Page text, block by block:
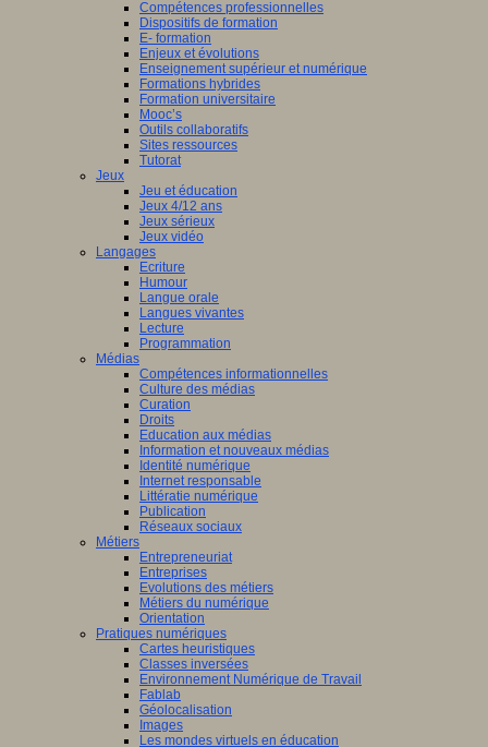
Compétences professionnelles
Dispositifs de formation
E- formation
Enjeux et évolutions
Enseignement supérieur et numérique
Formations hybrides
Formation universitaire
Mooc’s
Outils collaboratifs
Sites ressources
Tutorat
Jeux
Jeu et éducation
Jeux 4/12 ans
Jeux sérieux
Jeux vidéo
Langages
Ecriture
Humour
Langue orale
Langues vivantes
Lecture
Programmation
Médias
Compétences informationnelles
Culture des médias
Curation
Droits
Education aux médias
Information et nouveaux médias
Identité numérique
Internet responsable
Littératie numérique
Publication
Réseaux sociaux
Métiers
Entrepreneuriat
Entreprises
Evolutions des métiers
Métiers du numérique
Orientation
Pratiques numériques
Cartes heuristiques
Classes inversées
Environnement Numérique de Travail
Fablab
Géolocalisation
Images
Les mondes virtuels en éducation